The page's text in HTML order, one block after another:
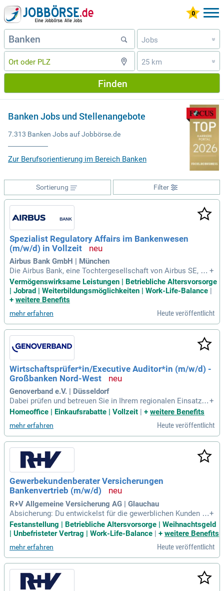
Jobs »
25 km »
Finden
Banken Jobs und Stellenangebote
7.313 Banken Jobs auf Jobbörse.de
Zur Berufsorientierung im Bereich Banken
Filter
Sortierung
Spezialist Regulatory Affairs im Bankenwesen
(m/w/d) in Vollzeit
Airbus Bank GmbH | München
Die Airbus Bank, eine Tochtergesellschaft von Airbus SE, ist
auf Finanzierungen im Aerospace- und Commercial Real Est
ate-Bereich spezialisiert. Gegründet im Jahr 2014 mit Sitz in
München, bietet die Bank umfassende Lösungen für ihre Ku
regulatorischer Standards in die Bankpraxis. Du analysierst
und bereitest aufsichtsrechtliche Anforderungen selbststän
dig auf und koordinierst bankweite Abstimmungen. Zudem
erstellst du aufsichtsrechtliche Meldungen wie COREP und
FINREP und dokumentierst bestehende Prozesse. Als intern
er und externer Ansprechpartner bist du entscheidend für de
n Austausch mit Fachbereichen, Aufsichtsbehörden und Wir
tschaftsprüfern.
+
Vermögenswirksame Leistungen | Betriebliche Altersvorsorge
| Jobrad | Weiterbildungsmöglichkeiten | Work-Life-Balance |
+ weitere Benefits
mehr erfahren Heute veröffentlicht
Wirtschaftsprüfer*in/Executive Auditor*in (m/w/d) -
Großbanken Nord-West
Genoverband e.V. | Düsseldorf
Dabei prüfen und betreuen Sie in Ihrem regionalen Einsatzge
biet unsere Großbanken.
+
Homeoffice | Einkaufsrabatte | Vollzeit
+ weitere Benefits
mehr erfahren Heute veröffentlicht
Gewerbekundenberater Versicherungen
Bankenvertrieb (m/w/d)
R+V Allgemeine Versicherung AG | Glauchau
Absicherung: Du entwickelst für die gewerblichen Kunden d
er Volks- und Raiffeisenbanken passende Versicherungslös
ungen im Sach- und Personenversicherungsgeschäft, damit
sie entspannt in die Zukunft blicken können.
+
Festanstellung | Betriebliche Altersvorsorge | Weihnachtsgeld
| Unbefristeter Vertrag | Work-Life-Balance | + weitere Benefits
mehr erfahren Heute veröffentlicht